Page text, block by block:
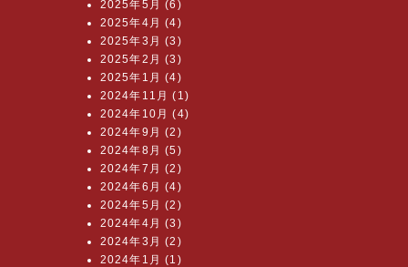
2025年5月 (6)
2025年4月 (4)
2025年3月 (3)
2025年2月 (3)
2025年1月 (4)
2024年11月 (1)
2024年10月 (4)
2024年9月 (2)
2024年8月 (5)
2024年7月 (2)
2024年6月 (4)
2024年5月 (2)
2024年4月 (3)
2024年3月 (2)
2024年1月 (1)